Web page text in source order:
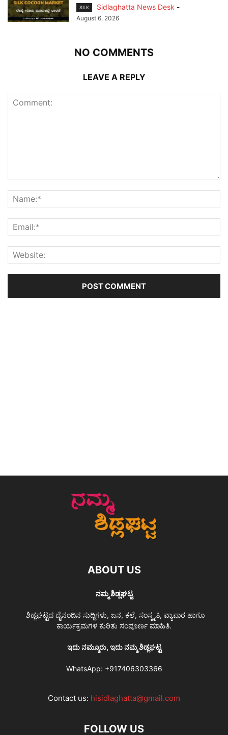
SILK Sidlaghatta News Desk -
August 6, 2026
NO COMMENTS
LEAVE A REPLY
ABOUT US
ನಮ್ಮ ಶಿಡ್ಲಘಟ್ಟ
ಶಿಡ್ಲಘಟ್ಟದ ದೈನಂದಿನ ಸುದ್ದಿಗಳು, ಜನ, ಕಲೆ, ಸಂಸ್ಕೃತಿ, ವ್ಯಾಪಾರ ಹಾಗೂ
ಕಾರ್ಯಕ್ರಮಗಳ ಕುರಿತು ಸಂಪೂರ್ಣ ಮಾಹಿತಿ.
ಇದು ನಮ್ಮೂರು, ಇದು ನಮ್ಮ ಶಿಡ್ಲಘಟ್ಟ
WhatsApp: +917406303366
Contact us: hisidlaghatta@gmail.com
FOLLOW US